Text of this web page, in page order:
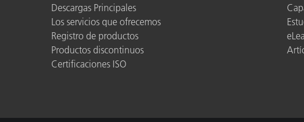
Descargas Principales
Los servicios que ofrecemos
Registro de productos
Productos discontinuos
Certificaciones ISO